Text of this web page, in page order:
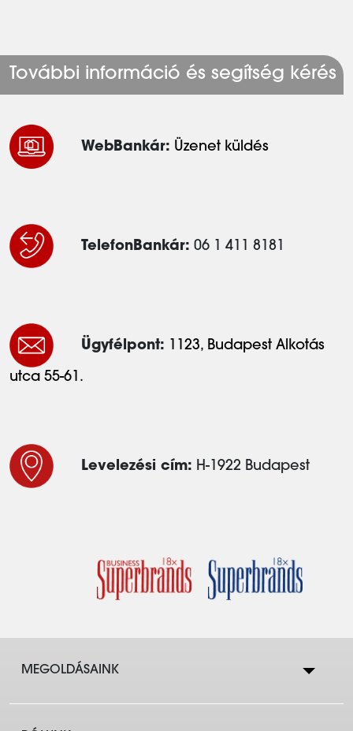
További információ és segítség kérés
WebBankár: Üzenet küldés
TelefonBankár: 06 1 411 8181
Ügyfélpont: 1123, Budapest Alkotás
utca 55-61.
Levelezési cím: H-1922 Budapest
MEGOLDÁSAINK